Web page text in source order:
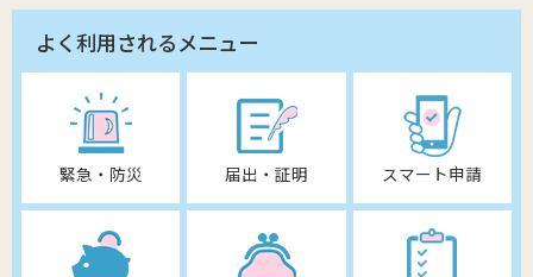
よく利用されるメニュー
緊急・防災 届出・証明 スマート申請